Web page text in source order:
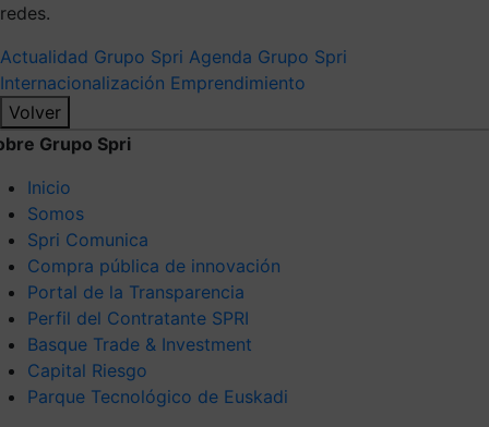
redes.
Actualidad Grupo Spri Agenda Grupo Spri
Internacionalización Emprendimiento
Volver
Grupo Spri
Inicio
Somos
Spri Comunica
Compra pública de innovación
Portal de la Transparencia
Perfil del Contratante SPRI
Basque Trade & Investment
Capital Riesgo
Parque Tecnológico de Euskadi